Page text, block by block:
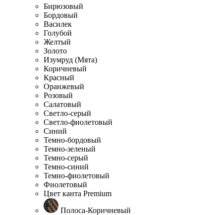
Бирюзовый
Бордовый
Василек
Голубой
Желтый
Золото
Изумруд (Мята)
Коричневый
Красный
Оранжевый
Розовый
Салатовый
Светло-серый
Светло-фиолетовый
Синий
Темно-бордовый
Темно-зеленый
Темно-серый
Темно-синий
Темно-фиолетовый
Фиолетовый
Цвет канта Premium
Полоса-Коричневый